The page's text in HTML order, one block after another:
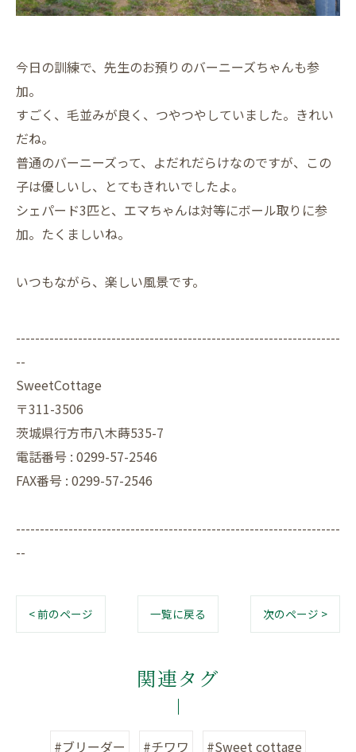
今日の訓練で、先生のお預りのバーニーズちゃんも参
加。
すごく、毛並みが良く、つやつやしていました。きれい
だね。
普通のバーニーズって、よだれだらけなのですが、この
子は優しいし、とてもきれいでしたよ。
シェパード3匹と、エマちゃんは対等にボール取りに参
加。たくましいね。
いつもながら、楽しい風景です。
--------------------------------------------------------------------
--
SweetCottage
〒311-3506
茨城県行方市八木蒔535-7
電話番号 : 0299-57-2546
FAX番号 : 0299-57-2546
--------------------------------------------------------------------
--
< 前のページ 一覧に戻る 次のページ >
関連タグ
#ブリーダー #チワワ #Sweet cottage